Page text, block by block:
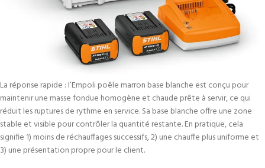
La réponse rapide : l’Empoli poêle marron base blanche est conçu pour
maintenir une masse fondue homogène et chaude prête à servir, ce qui
réduit les ruptures de rythme en service. Sa base blanche offre une zone
stable et visible pour contrôler la quantité restante. En pratique, cela
signifie 1) moins de réchauffages successifs, 2) une chauffe plus uniforme et
3) une présentation propre pour le client.